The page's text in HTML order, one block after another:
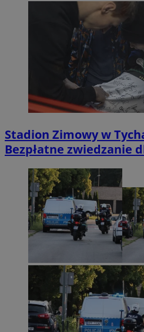
Stadion Zimowy w
Bezpłatne zwiedzanie